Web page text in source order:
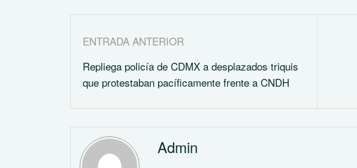
ENTRADA ANTERIOR
Repliega policía de CDMX a desplazados triquis
que protestaban pacíficamente frente a CNDH
Admin